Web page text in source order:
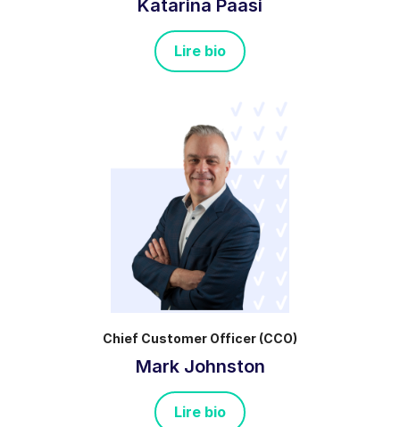
Katarina Paasi
Lire bio
Chief Customer Officer (CCO)
Mark Johnston
Lire bio